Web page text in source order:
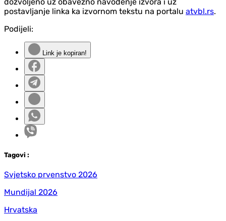
postavljanje linka ka izvornom tekstu na portalu atvbl.rs.
Podijeli:
Link je kopiran!
Tagovi :
Svjetsko prvenstvo 2026
Mundijal 2026
Hrvatska